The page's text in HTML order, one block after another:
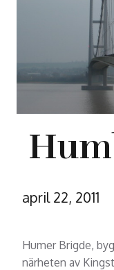
april 22, 2011
Humer Brigde,
närheten av